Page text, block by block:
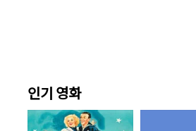
인기 영화